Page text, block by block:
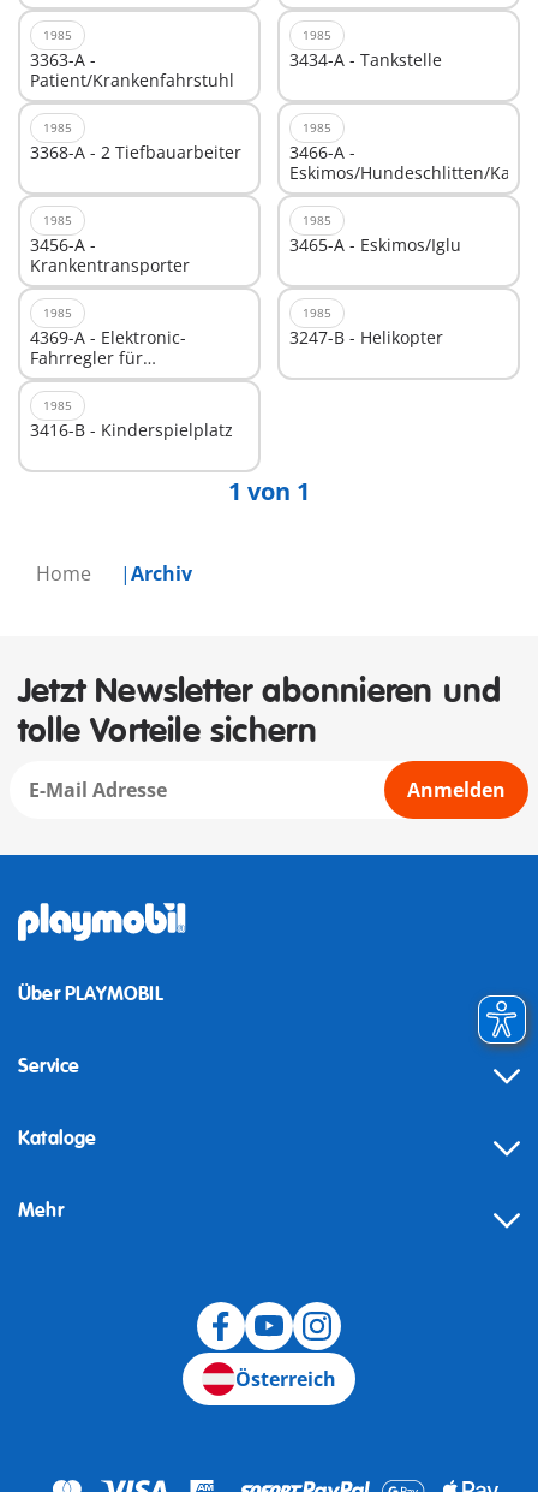
Home Archiv
1985
3363-A -
Patient/Krankenfahrstuhl
1985
3434-A - Tankstelle
1985
3368-A - 2 Tiefbauarbeiter
1985
3466-A -
Eskimos/Hundeschlitten/Kajak
1985
3456-A -
Krankentransporter
1985
3465-A - Eskimos/Iglu
1985
4369-A - Elektronic-
Fahrregler für
Freilandbahn
1985
3247-B - Helikopter
1985
3416-B - Kinderspielplatz
1 von 1
Jetzt Newsletter abonnieren und
tolle Vorteile sichern
Anmelden
Über PLAYMOBIL
Service
Kataloge
Mehr
Österreich